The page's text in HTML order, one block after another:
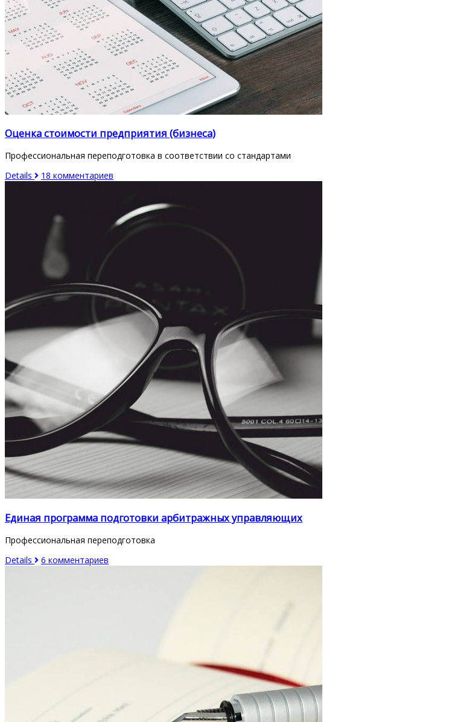
Оценка стоимости предприятия (бизнеса)
Профессиональная переподготовка в соответствии со стандартами
Details
18 комментариев
Единая программа подготовки арбитражных управляющих
Профессиональная переподготовка
Details
6 комментариев